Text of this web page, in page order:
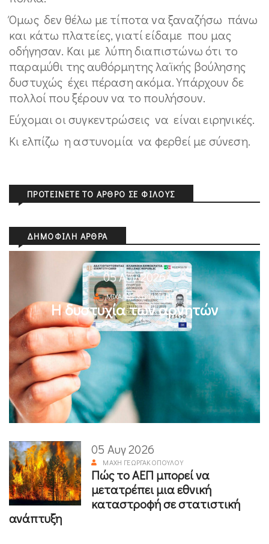
Όμως δεν θέλω με τίποτα να ξαναζήσω πάνω
και κάτω πλατείες, γιατί είδαμε που μας
οδήγησαν. Και με λύπη διαπιστώνω ότι το
παραμύθι της αυθόρμητης λαϊκής βούλησης
δυστυχώς έχει πέραση ακόμα. Υπάρχουν δε
πολλοί που ξέρουν να το πουλήσουν.
Εύχομαι οι συγκεντρώσεις να είναι ειρηνικές.
Κι ελπίζω η αστυνομία να φερθεί με σύνεση.
ΠΡΟΤΕΊΝΕΤΕ ΤΟ ΆΡΘΡΟ ΣΕ ΦΊΛΟΥΣ
ΔΗΜΟΦΙΛΉ ΆΡΘΡΑ
05 Αυγ 2026
ΜΙΧΆΛΗΣ ΚΥΡΙΑΚΊΔΗΣ
Η δυστυχία των αρνητών
05 Αυγ 2026
ΜΆΧΗ ΓΕΩΡΓΑΚΟΠΟΎΛΟΥ
Πώς το ΑΕΠ μπορεί να
μετατρέπει μια εθνική
καταστροφή σε στατιστική
ανάπτυξη